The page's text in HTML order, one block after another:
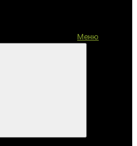
Меню